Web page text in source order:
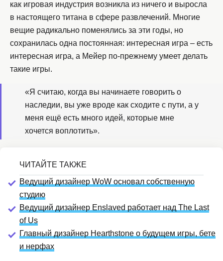
как игровая индустрия возникла из ничего и выросла
в настоящего титана в сфере развлечений. Многие
вещие радикально поменялись за эти годы, но
сохранилась одна постоянная: интересная игра – есть
интересная игра, а Мейер по-прежнему умеет делать
такие игры.
«Я считаю, когда вы начинаете говорить о
наследии, вы уже вроде как сходите с пути, а у
меня ещё есть много идей, которые мне
хочется воплотить».
Ведущий дизайнер WoW основал собственную
студию
Ведущий дизайнер Enslaved работает над The Last
of Us
Главный дизайнер Hearthstone о будущем игры, бете
и нерфах